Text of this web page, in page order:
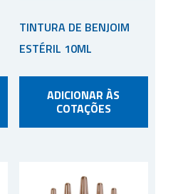
TINTURA DE BENJOIM
ESTÉRIL 10ML
ADICIONAR ÀS
COTAÇÕES